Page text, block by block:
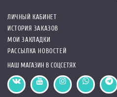
ЛИЧНЫЙ КАБИНЕТ
ИСТОРИЯ ЗАКАЗОВ
МОИ ЗАКЛАДКИ
РАССЫЛКА НОВОСТЕЙ
НАШ МАГАЗИН В СОЦСЕТЯХ